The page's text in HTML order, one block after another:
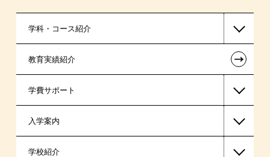
学科・コース紹介
国家公務員・地方公務員系
警察官・消防官系
公認会計士・税理士系
ビジネス系
教育実績紹介 ←
学費サポート
高等教育の修学支援新制度
日本学生支援機構の奨学金
入学案内
一般入学
学校紹介